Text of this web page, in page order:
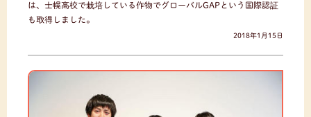
は、士幌高校で栽培している作物でグローバルGAPという国際認証
も取得しました。
2018年1月15日